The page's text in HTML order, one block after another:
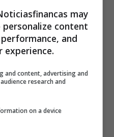
preventivas contribui
reduz possibilidades de
ao consumidor e
de veículos
parcelada por meio de
o valor ao vendedor, e o
O contrato define prazo,
Durante o financiamento, o
may
content
and
experience.
and content, advertising and
research and
on a device